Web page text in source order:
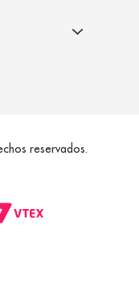
reservados.